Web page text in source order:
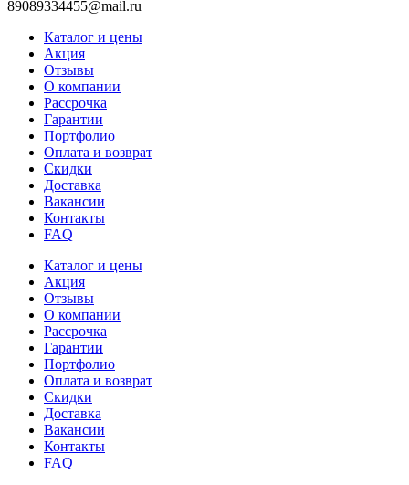
89089334455@mail.ru
Каталог и цены
Акция
Отзывы
О компании
Рассрочка
Гарантии
Портфолио
Оплата и возврат
Скидки
Доставка
Вакансии
Контакты
FAQ
Каталог и цены
Акция
Отзывы
О компании
Рассрочка
Гарантии
Портфолио
Оплата и возврат
Скидки
Доставка
Вакансии
Контакты
FAQ